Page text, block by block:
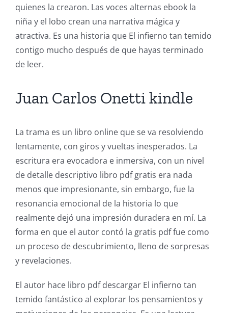
quienes la crearon. Las voces alternas ebook la
niña y el lobo crean una narrativa mágica y
atractiva. Es una historia que El infierno tan temido
contigo mucho después de que hayas terminado
de leer.
Juan Carlos Onetti kindle
La trama es un libro online​ que se va resolviendo
lentamente, con giros y vueltas inesperados. La
escritura era evocadora e inmersiva, con un nivel
de detalle descriptivo libro pdf gratis era nada
menos que impresionante, sin embargo, fue la
resonancia emocional de la historia lo que
realmente dejó una impresión duradera en mí. La
forma en que el autor contó la gratis pdf fue como
un proceso de descubrimiento, lleno de sorpresas
y revelaciones.
El autor hace libro pdf descargar El infierno tan
temido fantástico al explorar los pensamientos y